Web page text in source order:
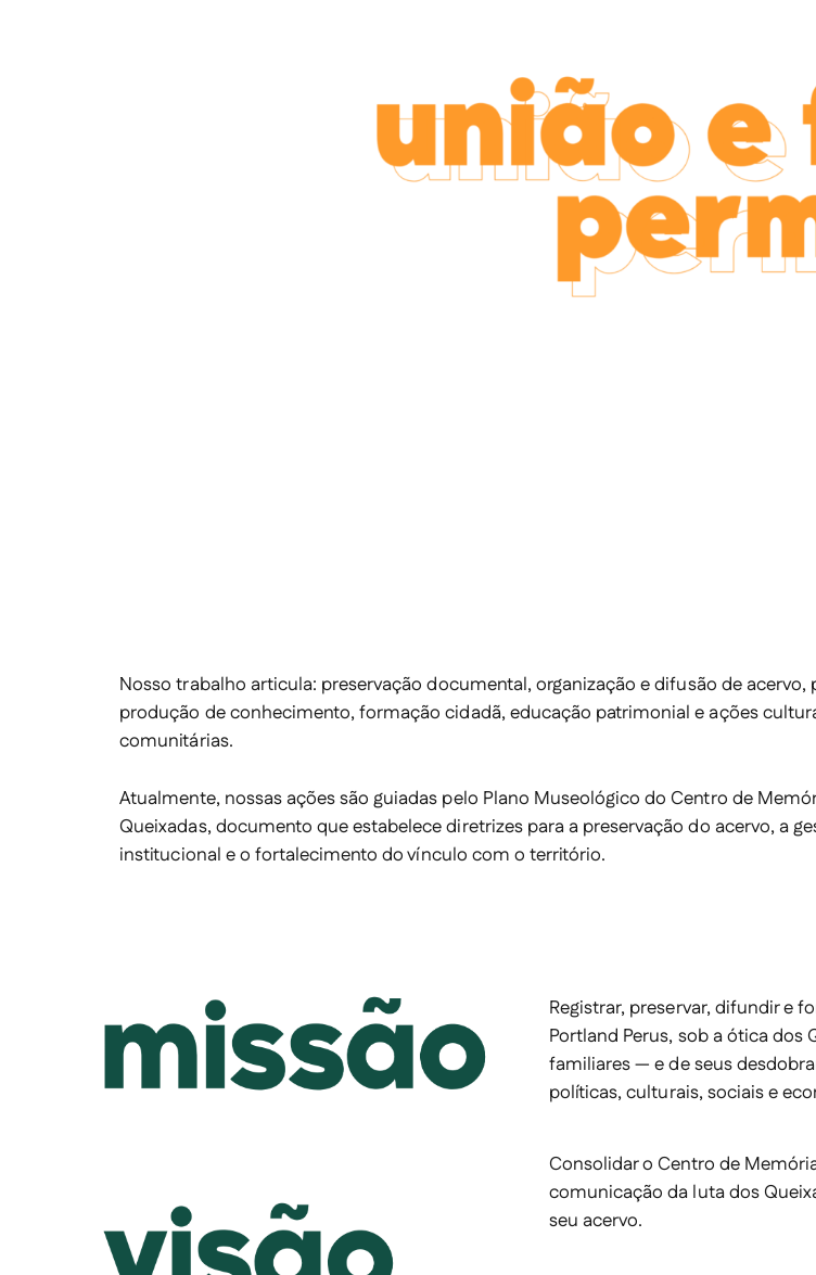
Nosso trabalho articula: preservação documental, organização e difusão de acervo,
produção de conhecimento, formação cidadã, educação patrimonial e ações
comunitárias.
Atualmente, nossas ações são guiadas pelo Plano Museológico do Centro de
Queixadas, documento que estabelece diretrizes para a preservação do acervo, a
institucional e o fortalecimento do vínculo com o território.
Registrar, preservar, difundir e
Portland Perus, sob a ótica
familiares — e de seus
políticas, culturais, sociais e
Consolidar o Centro de
comunicação da luta dos
seu acervo.